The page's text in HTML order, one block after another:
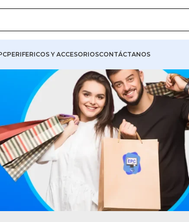
PERIFERICOS Y ACCESORIOSCONTÁCTANOS